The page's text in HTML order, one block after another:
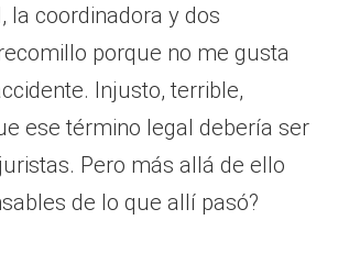
la coordinadora y dos
porque no me gusta
Injusto, terrible,
ese término legal debería ser
Pero más allá de ello
de lo que allí pasó?